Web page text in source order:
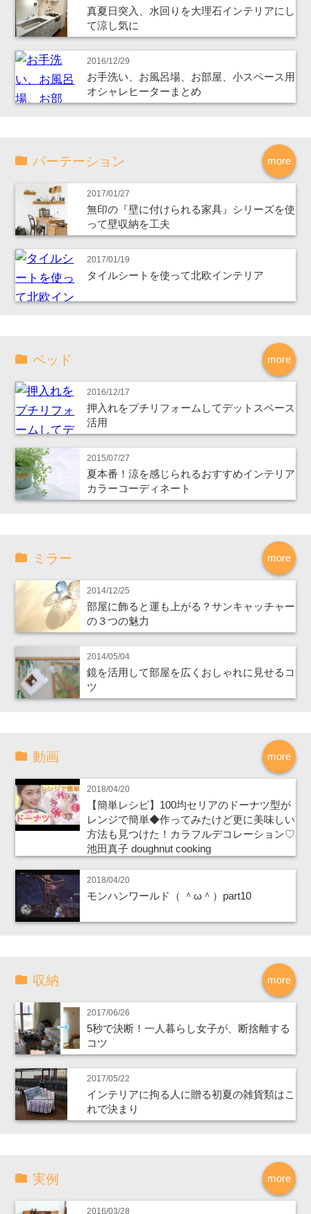
真夏日突入、水回りを大理石インテリアにし
て涼し気に
2016/12/29
お手洗い、お風呂場、お部屋、小スペース用
オシャレヒーターまとめ
more
パーテーション
2017/01/27
無印の『壁に付けられる家具』シリーズを使
って壁収納を工夫
2017/01/19
タイルシートを使って北欧インテリア
more
ベッド
2016/12/17
押入れをプチリフォームしてデットスペース
活用
2015/07/27
夏本番！涼を感じられるおすすめインテリア
カラーコーディネート
more
ミラー
2014/12/25
部屋に飾ると運も上がる？サンキャッチャー
の３つの魅力
2014/05/04
鏡を活用して部屋を広くおしゃれに見せるコ
ツ
more
動画
2018/04/20
【簡単レシピ】100均セリアのドーナツ型が
レンジで簡単◆作ってみたけど更に美味しい
方法も見つけた！カラフルデコレーション♡
池田真子 doughnut cooking
2018/04/20
モンハンワールド（ ＾ω＾）part10
more
収納
2017/06/26
5秒で決断！一人暮らし女子が、断捨離する
コツ
2017/05/22
インテリアに拘る人に贈る初夏の雑貨類はこ
れで決まり
more
実例
2016/03/28